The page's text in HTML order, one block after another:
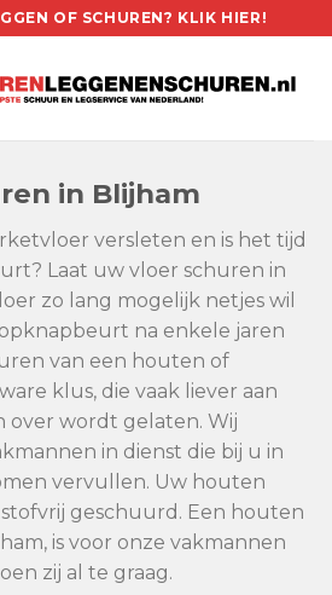
OF SCHUREN? KLIK HIER!
in Blijham
versleten en is het tijd
Laat uw vloer schuren in
zo lang mogelijk netjes wil
na enkele jaren
van een houten of
klus, die vaak liever aan
over wordt gelaten. Wij
in dienst die bij u in
vervullen. Uw houten
geschuurd. Een houten
is voor onze vakmannen
zij al te graag.